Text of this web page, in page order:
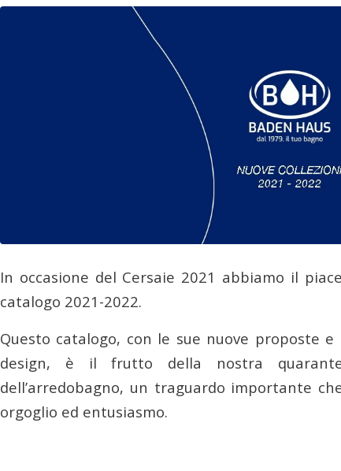
In occasione del Cersaie 2021 abbiamo il
catalogo 2021-2022.
Questo catalogo, con le sue nuove proposte
design, è il frutto della nostra
dell’arredobagno, un traguardo importante
orgoglio ed entusiasmo.